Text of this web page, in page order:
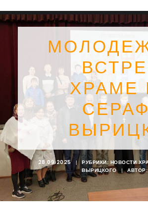
SEARCH
ХРАМЕ
28.09.2025 | РУБРИКИ: НОВОСТИ
ВЫРИЦКОГО
| АВТОР: